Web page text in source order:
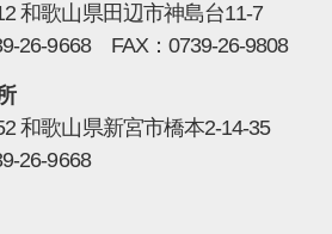
和歌山県田辺市神島台11-7
26-9668 FAX：0739-26-9808
和歌山県新宮市橋本2-14-35
26-9668